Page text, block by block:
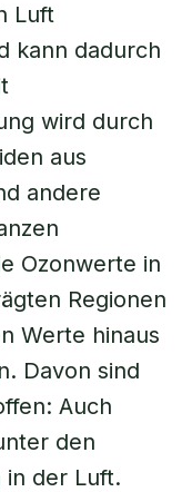
Luft
kann dadurch
wird durch
aus
andere
Ozonwerte in
Regionen
Werte hinaus
Davon sind
Auch
den
in der Luft.